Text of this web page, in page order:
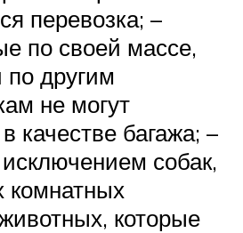
перевозка; –
по своей массе,
другим
не могут
качестве багажа; –
собак,
комнатных
которые